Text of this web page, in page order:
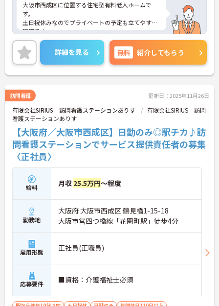
大阪市西成区に位置する住宅型有料老人ホームで
す。
土日祝休みなのでプライベートの予定も立てやすい
環境です。
研修制度やフォロー体制もしっかりとあるので、未
経験の方も安心です。
ご興味をお持ちの方はお気軽にお問い合わせくださ
い。
詳細を見る 無料 紹介してもらう
訪問看護 更新日：2025年11月26日
有限会社SIRIUS 訪問看護ステーションありす
有限会社SIRIUS 訪問
看護ステーションありす
【大阪府／大阪市西成区】日勤のみ◎駅チカ♪訪
問看護ステーションでサービス提供責任者の募集
〈正社員〉
給料 月収 25.5万円～程度
勤務地
大阪府 大阪市西成区 鶴見橋1-15-18
大阪市営四つ橋線「花園町駅」徒歩4分
雇用形態 正社員(正職員)
応募要件 ■資格：介護福祉士必須